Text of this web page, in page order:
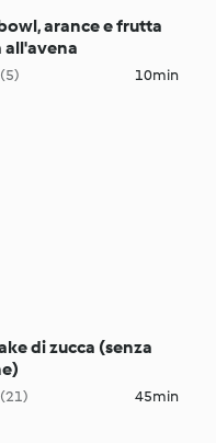
arance e frutta
all'avena
(5) 10min
di zucca (senza
(21) 45min